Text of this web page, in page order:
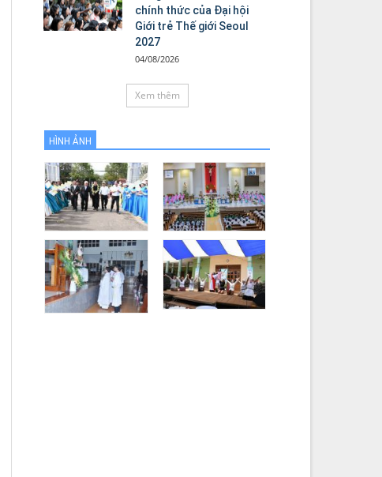
chính thức của Đại hội
Giới trẻ Thế giới Seoul
2027
04/08/2026
Xem thêm
HÌNH ẢNH